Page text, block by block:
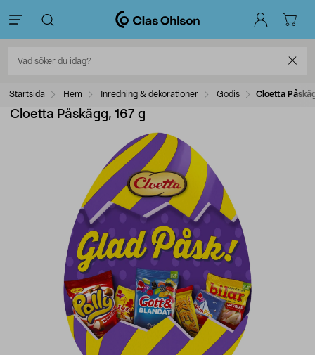
Startsida Hem Inredning & dekorationer Godis Cloetta
Cloetta Påskägg, 167 g